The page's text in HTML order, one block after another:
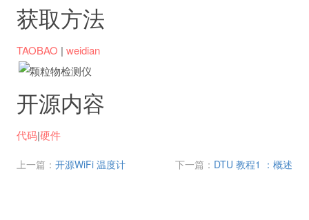
获取方法
TAOBAO | weidian
开源内容
代码|硬件
上一篇： 开源WiFi 温度计 下一篇： DTU 教程1 ：概述